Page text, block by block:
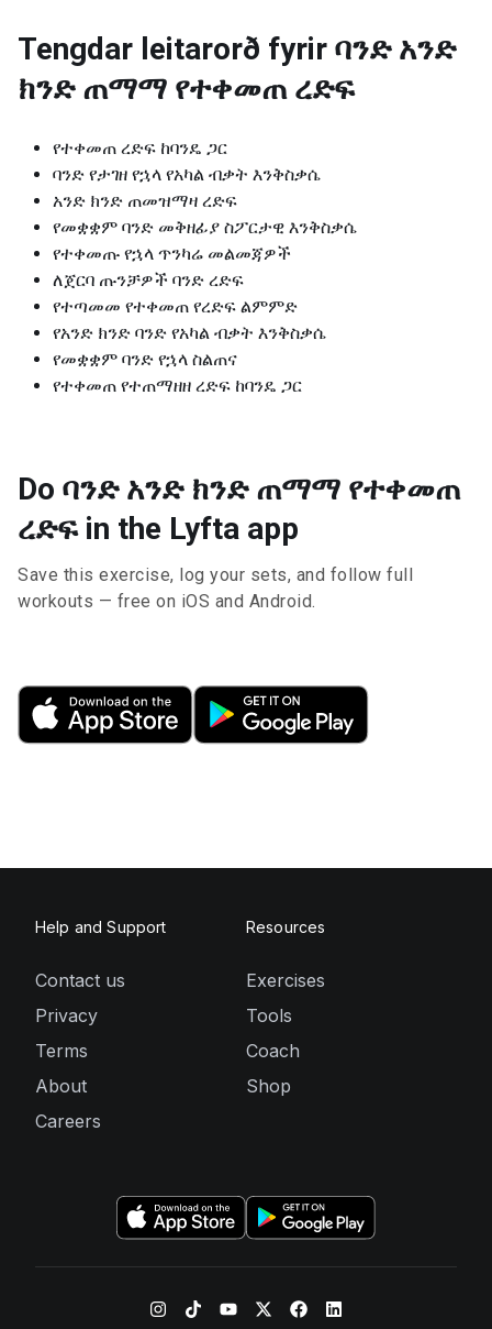
Tengdar leitarorð fyrir ባንድ አንድ
ክንድ ጠማማ የተቀመጠ ረድፍ
የተቀመጠ ረድፍ ከባንዴ ጋር
ባንድ የታገዘ የኋላ የአካል ብቃት እንቅስቃሴ
አንድ ክንድ ጠመዝማዛ ረድፍ
የመቋቋም ባንድ መቅዘፊያ ስፖርታዊ እንቅስቃሴ
የተቀመጡ የኋላ ጥንካሬ መልመጃዎች
ለጀርባ ጡንቻዎች ባንድ ረድፍ
የተጣመመ የተቀመጠ የረድፍ ልምምድ
የአንድ ክንድ ባንድ የአካል ብቃት እንቅስቃሴ
የመቋቋም ባንድ የኋላ ስልጠና
የተቀመጠ የተጠማዘዘ ረድፍ ከባንዴ ጋር
Do ባንድ አንድ ክንድ ጠማማ የተቀመጠ
ረድፍ in the Lyfta app
Save this exercise, log your sets, and follow full
workouts — free on iOS and Android.
Help and Support
Contact us
Privacy
Terms
About
Careers
Resources
Exercises
Tools
Coach
Shop